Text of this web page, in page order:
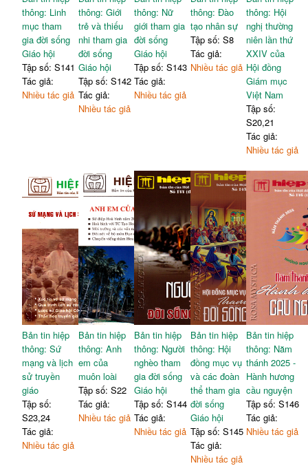
thông: Linh
mục tham
gia đời sống
Giáo hội
Tập số: S141
Tác giả:
Nhiều tác giả
thông: Giới
trẻ và thiếu
nhi tham gia
đời sống
Giáo hội
Tập số: S142
Tác giả:
Nhiều tác giả
thông: Nữ
giới tham gia
đời sống
Giáo hội
Tập số: S143
Tác giả:
Nhiều tác giả
thông: Đào
tạo nhân sự
Tập số: S8
Tác giả:
Nhiều tác giả
thông: Hội
nghị thường
niên lần thứ
XXIV của
Hội đồng
Giám mục
Việt Nam
Tập số:
S20,21
Tác giả:
Nhiều tác giả
Bản tin hiệp
thông: Sứ
mạng và lịch
sử truyền
giáo
Tập số:
S23,24
Tác giả:
Nhiều tác giả
Bản tin hiệp
thông: Anh
em của
muôn loài
Tập số: S22
Tác giả:
Nhiều tác giả
Bản tin hiệp
thông: Người
nghèo tham
gia đời sống
Giáo hội
Tập số: S144
Tác giả:
Nhiều tác giả
Bản tin hiệp
thông: Hội
đồng mục vụ
và các đoàn
thể tham gia
đời sống
Giáo hội
Tập số: S145
Tác giả:
Nhiều tác giả
Bản tin hiệp
thông: Năm
thánh 2025 -
Hành hương
cầu nguyện
Tập số: S146
Tác giả:
Nhiều tác giả